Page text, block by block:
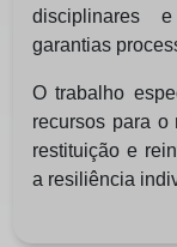
disciplinares
garantias
O trabalho
recursos para o
restituição e
a resiliência